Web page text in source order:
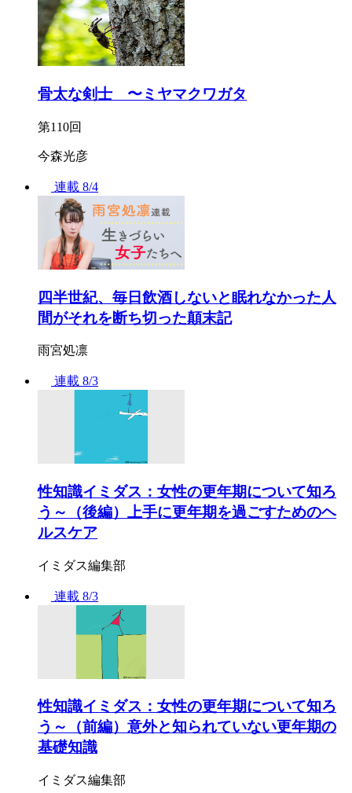
骨太な剣士 〜ミヤマクワガタ
第110回
今森光彦
連載 8/4
四半世紀、毎日飲酒しないと眠れなかった人
間がそれを断ち切った顛末記
雨宮処凛
連載 8/3
性知識イミダス：女性の更年期について知ろ
う～（後編）上手に更年期を過ごすためのヘ
ルスケア
イミダス編集部
連載 8/3
性知識イミダス：女性の更年期について知ろ
う～（前編）意外と知られていない更年期の
基礎知識
イミダス編集部